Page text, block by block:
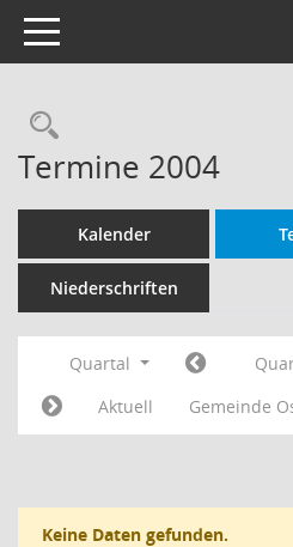
Toggle navigation
Rechercheauswahl
Termine 2004
Kalender
Niederschriften
Quartal
Aktuell
Gemeinde
Keine Daten gefunden.